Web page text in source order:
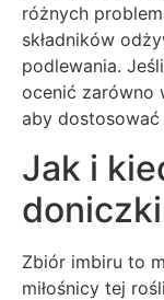
różnych
składników
podlewania.
ocenić zarówno
aby
Jak i
doniczki
Zbiór imbiru to
miłośnicy tej